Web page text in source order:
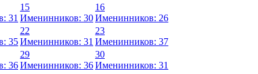
31
15
Именинников: 30
16
Именинников: 26
35
22
Именинников: 31
23
Именинников: 37
36
29
Именинников: 36
30
Именинников: 31